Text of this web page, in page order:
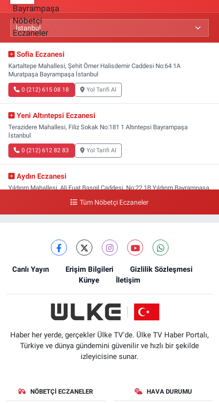
Sofia Eczanesi
Kartaltepe Mahallesi, Şehit Ömer Halisdemir Caddesi No:64 1A
Muratpaşa Bayrampaşa İstanbul
0 (212) 615 08 18 Yol Tarifi Al
Yeni Altıntepsi Eczanesi
Terazidere Mahallesi, Filiz Sokak No:181 1 Altıntepsi Bayrampaşa
İstanbul
0 (212) 612 82 83 Yol Tarifi Al
Aydın Eczanesi
Yıldırım Mahallesi, Ali Fuat Başgil Caddesi, No:22 1B Yıldırım Bayrampaşa
Tüm Nöbetçi Eczaneler
Canlı Yayın Erişim Bilgileri
Gizlilik Sözleşmesi
Künye
İletişim
Haber her yerde, gerçekler Ülke TV'de. Ülke TV Haber Portalı,
Türkiye ve dünya gündemini güvenilir ve hızlı bir şekilde
izleyicisine sunar.
NÖBETÇI ECZANELER HAVA DURUMU